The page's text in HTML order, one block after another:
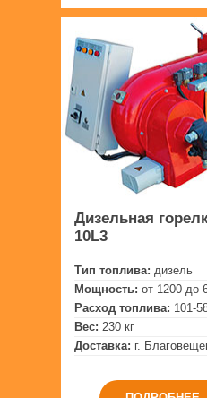
Дизельная
10L3
Тип топлива: дизель
Мощность: от 1200 до
Расход топлива: 101-
Вес: 230 кг
Доставка: г.